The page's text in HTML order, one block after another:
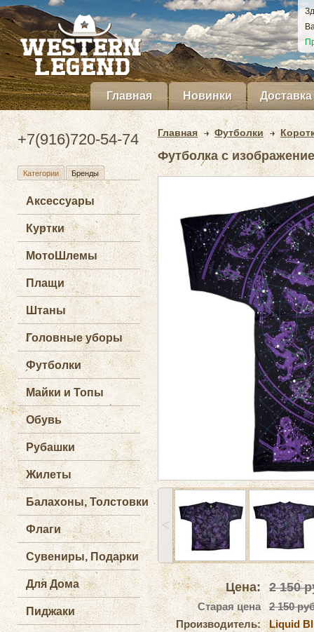
Главная Новинки Доставка
+7(916)720-54-74
Категории Бренды
Аксессуары
Куртки
МотоШлемы
Плащи
Штаны
Головные уборы
Футболки
Майки и Топы
Обувь
Рубашки
Жилеты
Балахоны, Толстовки
Флаги
Сувениры, Подарки
Для Дома
Пиджаки
Главная Футболки
Футболка с
˂
Цена: 2 150
Старая цена
2 150
Производитель:
Liquid